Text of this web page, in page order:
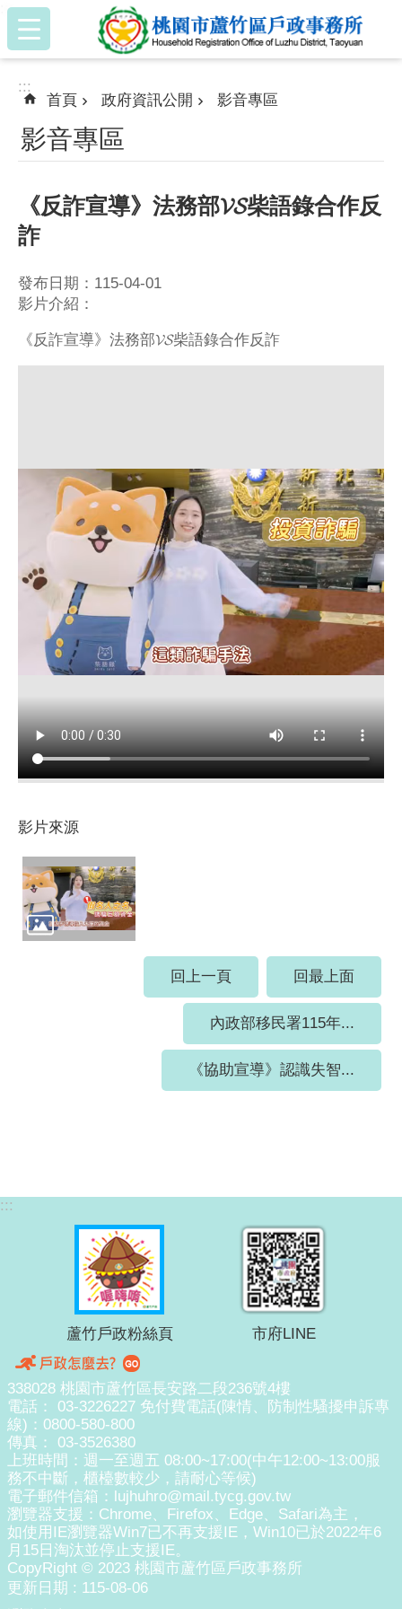
跳到主要內容區塊
:::
:::
首頁 政府資訊公開 影音專區
影音專區
《反詐宣導》法務部𝓥𝓢柴語錄合作反
詐
發布日期：115-04-01
影片介紹：
《反詐宣導》法務部𝓥𝓢柴語錄合作反詐
影片來源
回上一頁 回最上面
內政部移民署115年...
《協助宣導》認識失智...
:::
蘆竹戶政粉絲頁 市府LINE
338028 桃園市蘆竹區長安路二段236號4樓
電話： 03-3226227 免付費電話(陳情、防制性騷擾申訴專
線)：0800-580-800
傳真： 03-3526380
上班時間：週一至週五 08:00~17:00(中午12:00~13:00服
務不中斷，櫃檯數較少，請耐心等候)
電子郵件信箱：lujhuhro@mail.tycg.gov.tw
瀏覽器支援：Chrome、Firefox、Edge、Safari為主，
如使用IE瀏覽器Win7已不再支援IE，Win10已於2022年6
月15日淘汰並停止支援IE。
CopyRight © 2023 桃園市蘆竹區戶政事務所
更新日期
115-08-06